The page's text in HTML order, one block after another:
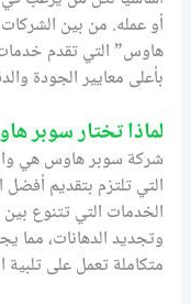
أو عمله. من بين
هاوس” التي تقدم
بأعلى معايير الجودة
لماذا تختار سوبر
شركة سوبر هاوس هي
التي تلتزم بتقديم
الخدمات التي تتنوع
وتجديد الدهانات، مما
متكاملة تعمل على تلبية